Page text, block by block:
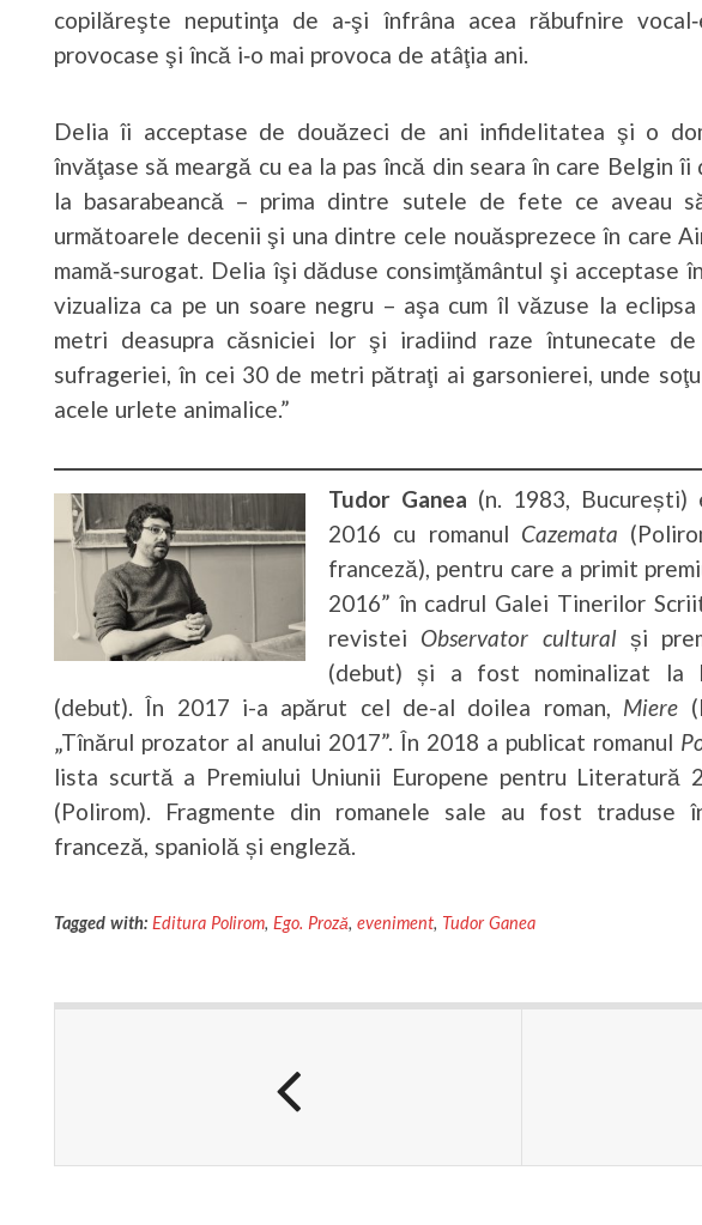
copilăreşte neputinţa de a‑şi înfrâna acea răbufnire
provocase şi încă i‑o mai provoca de atâţia ani.
Delia îi acceptase de douăzeci de ani infidelitatea şi o
învăţase să meargă cu ea la pas încă din seara în care Belgin
la basarabeancă – prima dintre sutele de fete ce aveau
următoarele decenii şi una dintre cele nouăsprezece în care
mamă‑surogat. Delia îşi dăduse consimţământul şi acceptase
vizualiza ca pe un soare negru – aşa cum îl văzuse la
metri deasupra căsniciei lor şi iradiind raze întunecate
sufrageriei, în cei 30 de metri pătraţi ai garsonierei, unde
acele urlete animalice.”
Tudor Ganea (n. 1983,
2016 cu romanul Cazemata
franceză), pentru care a primit
2016” în cadrul Galei Tinerilor
revistei Observator culturalși
(debut) și a fost nominalizat la
(debut). În 2017 i-a apărut cel de-al doilea roman, Miere
„Tînărul prozator al anului 2017”. În 2018 a publicat romanul
lista scurtă a Premiului Uniunii Europene pentru Literatură
(Polirom). Fragmente din romanele sale au fost traduse
franceză, spaniolă și engleză.
Tagged with: Editura Polirom, Ego. Proză, eveniment, Tudor Ganea